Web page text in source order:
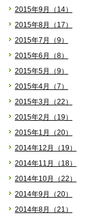
2015年9月（14）
2015年8月（17）
2015年7月（9）
2015年6月（8）
2015年5月（9）
2015年4月（7）
2015年3月（22）
2015年2月（19）
2015年1月（20）
2014年12月（19）
2014年11月（18）
2014年10月（22）
2014年9月（20）
2014年8月（21）